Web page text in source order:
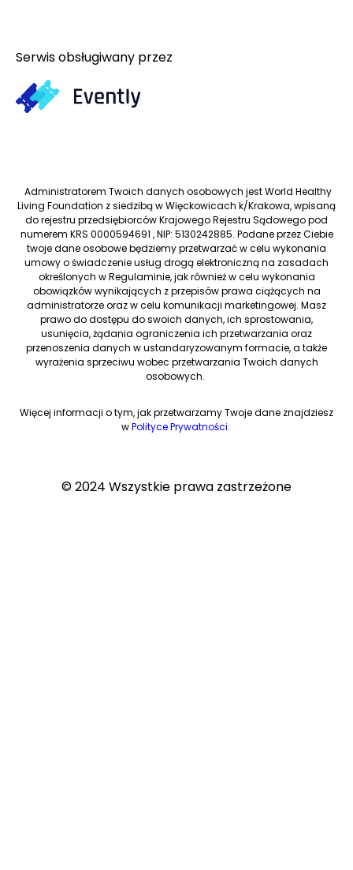
Serwis obsługiwany przez
Administratorem Twoich danych osobowych jest World Healthy
Living Foundation z siedzibą w Więckowicach k/Krakowa, wpisaną
do rejestru przedsiębiorców Krajowego Rejestru Sądowego pod
numerem KRS 0000594691 , NIP: 5130242885. Podane przez Ciebie
twoje dane osobowe będziemy przetwarzać w celu wykonania
umowy o świadczenie usług drogą elektroniczną na zasadach
określonych w Regulaminie, jak również w celu wykonania
obowiązków wynikających z przepisów prawa ciążących na
administratorze oraz w celu komunikacji marketingowej. Masz
prawo do dostępu do swoich danych, ich sprostowania,
usunięcia, żądania ograniczenia ich przetwarzania oraz
przenoszenia danych w ustandaryzowanym formacie, a także
wyrażenia sprzeciwu wobec przetwarzania Twoich danych
osobowych.
Więcej informacji o tym, jak przetwarzamy Twoje dane znajdziesz
wPolityce Prywatności.
© 2024 Wszystkie prawa zastrzeżone